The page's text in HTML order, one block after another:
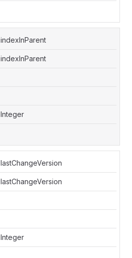
indexInParent
indexInParent
Integer
lastChangeVersion
lastChangeVersion
Integer